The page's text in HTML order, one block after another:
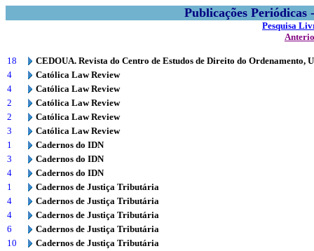
Publicações
Pesquisa
18
CEDOUA. Revista do Centro de Estudos de Direito do Ordenamento,
4
Católica Law Review
4
Católica Law Review
2
Católica Law Review
2
Católica Law Review
3
Católica Law Review
1
Cadernos do IDN
3
Cadernos do IDN
4
Cadernos do IDN
1
Cadernos de Justiça Tributária
4
Cadernos de Justiça Tributária
4
Cadernos de Justiça Tributária
6
Cadernos de Justiça Tributária
10
Cadernos de Justiça Tributária